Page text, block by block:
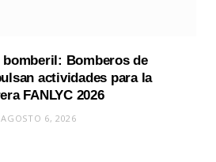
Bomberos de
actividades para la
FANLYC 2026
AGOSTO 6, 2026